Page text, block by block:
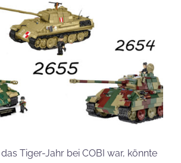
Tiger-Jahr bei COBI war, könnte